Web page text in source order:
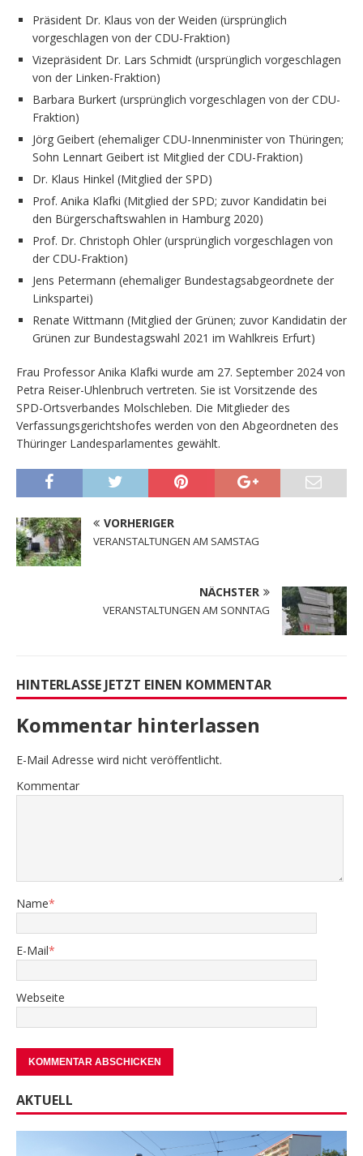
Präsident Dr. Klaus von der Weiden (ürsprünglich
vorgeschlagen von der CDU-Fraktion)
Vizepräsident Dr. Lars Schmidt (ursprünglich vorgeschlagen
von der Linken-Fraktion)
Barbara Burkert (ursprünglich vorgeschlagen von der CDU-
Fraktion)
Jörg Geibert (ehemaliger CDU-Innenminister von Thüringen;
Sohn Lennart Geibert ist Mitglied der CDU-Fraktion)
Dr. Klaus Hinkel (Mitglied der SPD)
Prof. Anika Klafki (Mitglied der SPD; zuvor Kandidatin bei
den Bürgerschaftswahlen in Hamburg 2020)
Prof. Dr. Christoph Ohler (ursprünglich vorgeschlagen von
der CDU-Fraktion)
Jens Petermann (ehemaliger Bundestagsabgeordnete der
Linkspartei)
Renate Wittmann (Mitglied der Grünen; zuvor Kandidatin der
Grünen zur Bundestagswahl 2021 im Wahlkreis Erfurt)
Frau Professor Anika Klafki wurde am 27. September 2024 von
Petra Reiser-Uhlenbruch vertreten. Sie ist Vorsitzende des
SPD-Ortsverbandes Molschleben. Die Mitglieder des
Verfassungsgerichtshofes werden von den Abgeordneten des
Thüringer Landesparlamentes gewählt.
VORHERIGER
VERANSTALTUNGEN AM SAMSTAG
NÄCHSTER
VERANSTALTUNGEN AM SONNTAG
HINTERLASSE JETZT EINEN KOMMENTAR
Kommentar hinterlassen
E-Mail Adresse wird nicht veröffentlicht.
Kommentar
Name*
E-Mail*
Webseite
AKTUELL